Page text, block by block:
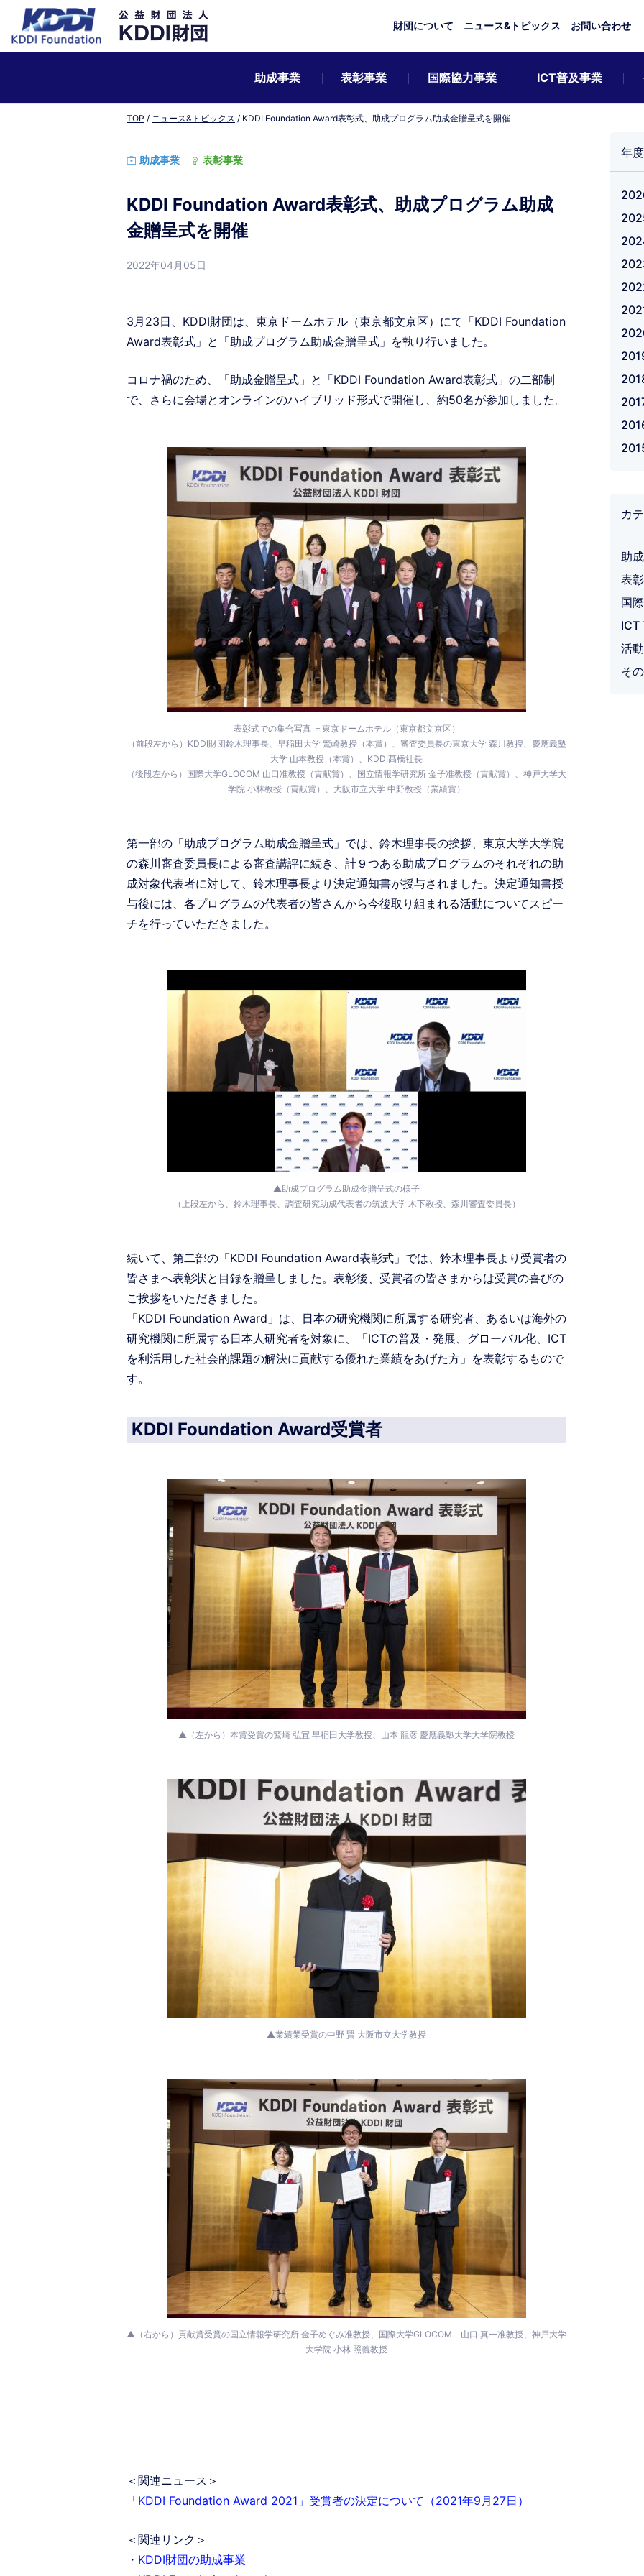
財団について ニュース&トピックス お問い合わせ
助成事業 表彰事業 国際協力事業 ICT普及事業
TOP ニュース&トピックス KDDI Foundation Award表彰式、助成プログラム助成金贈呈式を開催
助成事業 表彰事業
KDDI Foundation Award表彰式、助成プログラム助成
金贈呈式を開催
2022年04月05日
3月23日、KDDI財団は、東京ドームホテル（東京都文京区）にて「KDDI Foundation
Award表彰式」と「助成プログラム助成金贈呈式」を執り行いました。
コロナ禍のため、「助成金贈呈式」と「KDDI Foundation Award表彰式」の二部制
で、さらに会場とオンラインのハイブリッド形式で開催し、約50名が参加しました。
表彰式での集合写真 ＝東京ドームホテル（東京都文京区）
（前段左から）KDDI財団鈴木理事長、早稲田大学 鷲崎教授（本賞）、審査委員長の東京大学 森川教授、慶應義塾
大学 山本教授（本賞）、KDDI髙橋社長
（後段左から）国際大学GLOCOM 山口准教授（貢献賞）、国立情報学研究所 金子准教授（貢献賞）、神戸大学大
学院 小林教授（貢献賞）、大阪市立大学 中野教授（業績賞）
第一部の「助成プログラム助成金贈呈式」では、鈴木理事長の挨拶、東京大学大学院
の森川審査委員長による審査講評に続き、計９つある助成プログラムのそれぞれの助
成対象代表者に対して、鈴木理事長より決定通知書が授与されました。決定通知書授
与後には、各プログラムの代表者の皆さんから今後取り組まれる活動についてスピー
チを行っていただきました。
▲助成プログラム助成金贈呈式の様子
（上段左から、鈴木理事長、調査研究助成代表者の筑波大学 木下教授、森川審査委員長）
続いて、第二部の「KDDI Foundation Award表彰式」では、鈴木理事長より受賞者の
皆さまへ表彰状と目録を贈呈しました。表彰後、受賞者の皆さまからは受賞の喜びの
ご挨拶をいただきました。
「KDDI Foundation Award」は、日本の研究機関に所属する研究者、あるいは海外の
研究機関に所属する日本人研究者を対象に、「ICTの普及・発展、グローバル化、ICT
を利活用した社会的課題の解決に貢献する優れた業績をあげた方」を表彰するもので
す。
KDDI Foundation Award受賞者
▲（左から）本賞受賞の鷲崎 弘宜 早稲田大学教授、山本 龍彦 慶應義塾大学大学院教授
▲業績業受賞の中野 賢 大阪市立大学教授
▲（右から）貢献賞受賞の国立情報学研究所 金子めぐみ准教授、国際大学GLOCOM 山口 真一准教授、神戸大学
大学院 小林 照義教授
＜関連ニュース＞
「KDDI Foundation Award 2021」受賞者の決定について（2021年9月27日）
＜関連リンク＞
・ KDDI財団の助成事業
年度
カ
助
表
国
ICT
活
そ